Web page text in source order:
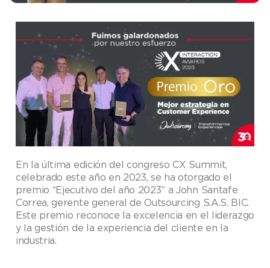
En la última edición del congreso CX Summit,
celebrado este año en 2023, se ha otorgado el
premio “Ejecutivo del año 2023” a John Santafe
Correa, gerente general de Outsourcing S.A.S. BIC.
Este premio reconoce la excelencia en el liderazgo
y la gestión de la experiencia del cliente en la
industria.